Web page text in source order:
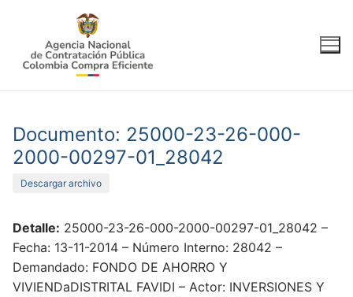
contenido
Documento: 25000-23-26-000-
2000-00297-01_28042
Descargar archivo
Detalle: 25000-23-26-000-2000-00297-01_28042 –
Fecha: 13-11-2014 – Número Interno: 28042 –
Demandado: FONDO DE AHORRO Y
VIVIENDaDISTRITAL FAVIDI – Actor: INVERSIONES Y